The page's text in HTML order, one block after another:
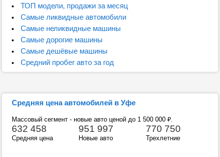
ТОП модели, продажи за месяц
Самые ликвидные автомобили
Самые неликвидные машины
Самые дорогие машины
Самые дешёвые машины
Средний пробег авто за год
Средняя цена автомобилей в Уфе
Массовый сегмент - новые авто ценой до 1 500 000 ₽.
632 458 951 997 770 750
Средняя цена Новые авто Трехлетние